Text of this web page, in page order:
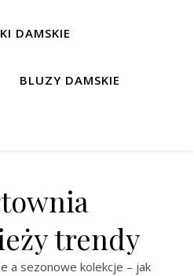
DAMSKIE
BLUZY DAMSKIE
trendy
a sezonowe kolekcje – jak